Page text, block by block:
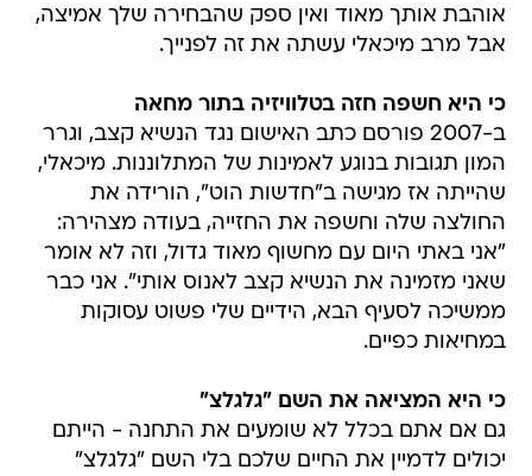
אוהבת אותך מאוד ואין ספק שהבחירה שלך אמיצה,
אבל מרב מיכאלי עשתה את זה לפנייך.
כי היא חשפה חזה בטלוויזיה בתור מחאה
ב-2007 פורסם כתב האישום נגד הנשיא קצב, וגרר
המון תגובות בנוגע לאמינות של המתלוננות. מיכאלי,
שהייתה אז מגישה ב"חדשות הוט", הורידה את
החולצה שלה וחשפה את החזייה, בעודה מצהירה:
"אני באתי היום עם מחשוף מאוד גדול, וזה לא אומר
שאני מזמינה את הנשיא קצב לאנוס אותי". אני כבר
ממשיכה לסעיף הבא, הידיים שלי פשוט עסוקות
במחיאות כפיים.
כי היא המציאה את השם "גלגלצ"
גם אם אתם בכלל לא שומעים את התחנה - הייתם
יכולים לדמיין את החיים שלכם בלי השם "גלגלצ"